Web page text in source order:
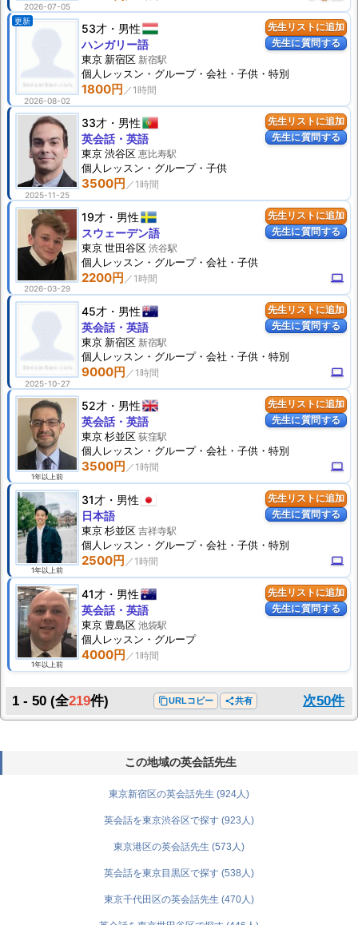
2026-07-05
先生リストに追加
先生に質問する
更新
2026-08-02
53才 男性
1800円
ハンガリー語
東京 新宿区 新宿駅
個人 レッスン ・グループ・会社・子供・特別
先生リストに追加
先生に質問する
2025-11-25
33才 男性
3500円
英会話・英語
東京 渋谷区 恵比寿駅
個人 レッスン ・グループ・子供
先生リストに追加
先生に質問する
2026-03-29
19才 男性
2200円 computer
スウェーデン語
東京 世田谷区 渋谷駅
個人 レッスン ・グループ・会社・子供
先生リストに追加
先生に質問する
2025-10-27
45才 男性
9000円 computer
英会話・英語
東京 新宿区 新宿駅
個人 レッスン ・グループ・会社・子供・特別
先生リストに追加
先生に質問する
1年以上前
52才 男性
3500円 computer
英会話・英語
東京 杉並区 荻窪駅
個人 レッスン ・グループ・会社・子供・特別
先生リストに追加
先生に質問する
1年以上前
31才 男性
2500円 computer
日本語
東京 杉並区 吉祥寺駅
個人 レッスン ・グループ・会社・子供・特別
先生リストに追加
先生に質問する
1年以上前
41才 男性
4000円
英会話・英語
東京 豊島区 池袋駅
個人 レッスン ・グループ
1 - 50 (全219件) content_copyURLコピー share共有 次50件
この地域の英会話先生
東京新宿区の英会話先生 (924人)
英会話を東京渋谷区で探す (923人)
東京港区の英会話先生 (573人)
英会話を東京目黒区で探す (538人)
東京千代田区の英会話先生 (470人)